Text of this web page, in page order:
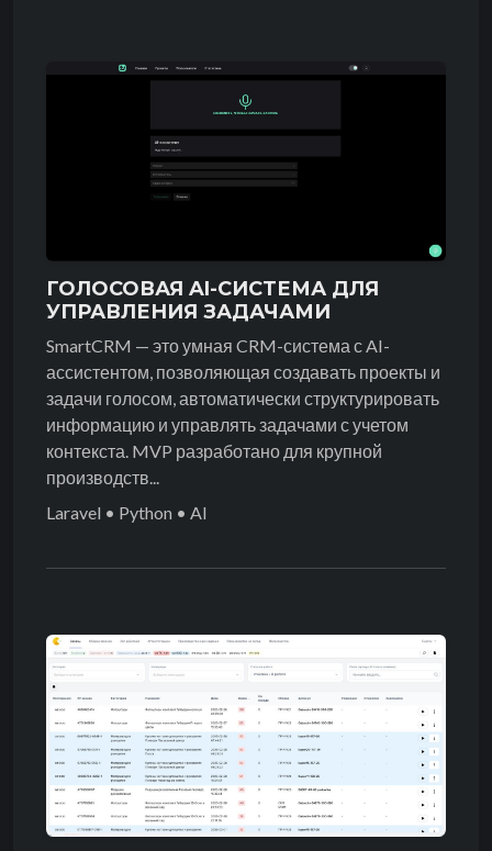
ГОЛОСОВАЯ AI-СИСТЕМА ДЛЯ
УПРАВЛЕНИЯ ЗАДАЧАМИ
SmartCRM — это умная CRM-система с AI-
ассистентом, позволяющая создавать проекты и
задачи голосом, автоматически структурировать
информацию и управлять задачами с учетом
контекста. MVP разработано для крупной
производств...
Laravel • Python • AI